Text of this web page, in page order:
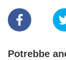
Potrebbe